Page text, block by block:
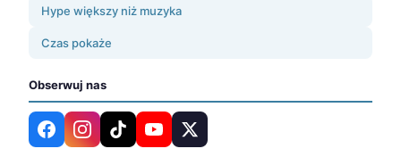
Hype większy niż muzyka
Czas pokaże
Obserwuj nas